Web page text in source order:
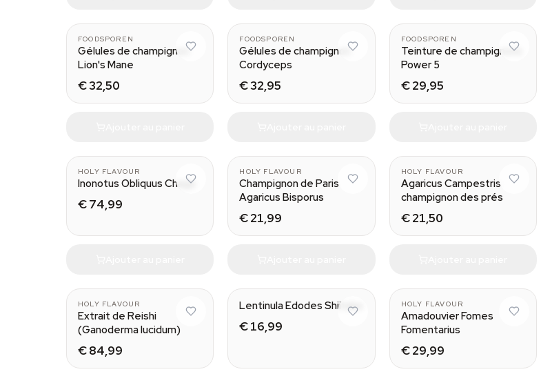
FOODSPOREN
Gélules de champignon
Lion's Mane
€ 32,50
FOODSPOREN
Gélules de champignon
Cordyceps
€ 32,95
FOODSPOREN
Teinture de champignons
Power 5
€ 29,95
HOLY FLAVOUR
Inonotus Obliquus Chaga
€ 74,99
HOLY FLAVOUR
Champignon de Paris
Agaricus Bisporus
€ 21,99
HOLY FLAVOUR
Agaricus Campestris
champignon des prés
€ 21,50
HOLY FLAVOUR
Extrait de Reishi
(Ganoderma lucidum)
€ 84,99
Lentinula Edodes Shiitake
€ 16,99
HOLY FLAVOUR
Amadouvier Fomes
Fomentarius
€ 29,99